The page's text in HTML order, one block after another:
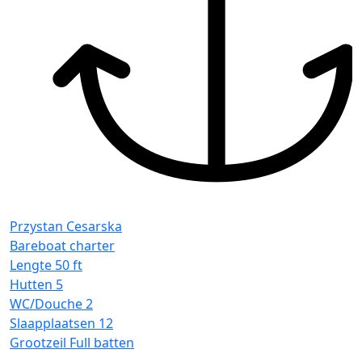
Przystan Cesarska
Bareboat charter
Lengte 50 ft
Hutten 5
WC/Douche2
Slaapplaatsen 12
Grootzeil Full batten